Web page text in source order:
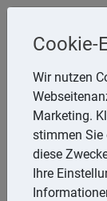
Melzer, StB
Storchsnest 6,
Telefon: 7903
E-Mail:
Cookie-
Wir nutzen
Marketing.
stimmen Sie
diese
Ihre